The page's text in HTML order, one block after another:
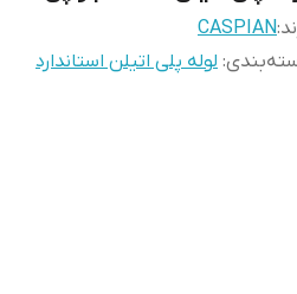
CASPIAN
: لوله پلی اتیلن استاندارد